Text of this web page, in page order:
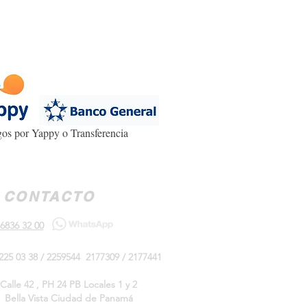
por Yappy o Transferencia
CONTACTO
6836 32 00
225 03 38 / 2259544 2177309 / 2177441
Calle 42 , PH 24 PB Locales 1 y 2
Bella Vista Ciudad de Panamá